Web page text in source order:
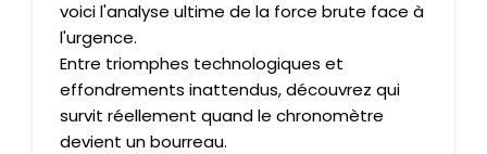
voici l'analyse ultime de la force brute face à
l'urgence.
Entre triomphes technologiques et
effondrements inattendus, découvrez qui
survit réellement quand le chronomètre
devient un bourreau.